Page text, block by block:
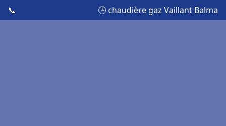
📞 🕒 chaudière gaz Vaillant Balma